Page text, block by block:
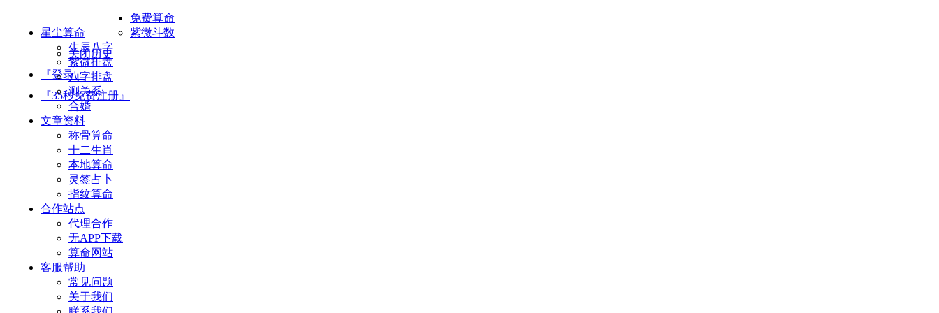
星尘算命
关闭历史
『登录』
『35秒免费注册』
免费算命
紫微斗数
生辰八字
紫微排盘
八字排盘
测关系
合婚
文章资料
称骨算命
十二生肖
本地算命
灵签占卜
指纹算命
合作站点
代理合作
无APP下载
算命网站
客服帮助
常见问题
关于我们